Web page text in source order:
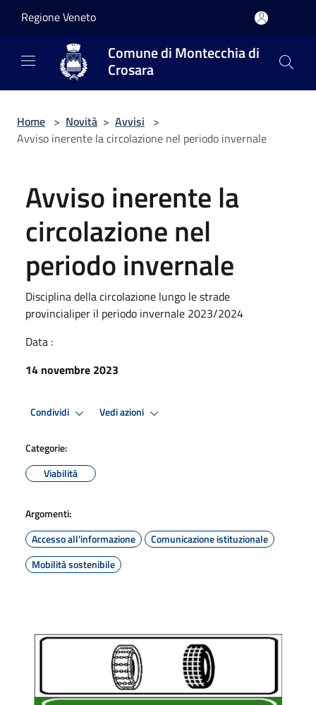
Regione Veneto
Comune di Montecchia di
Crosara
Home > Novità > Avvisi >
Avviso inerente la circolazione nel periodo invernale
Avviso inerente la
circolazione nel
periodo invernale
Disciplina della circolazione lungo le strade
provincialiper il periodo invernale 2023/2024
Data :
14 novembre 2023
Condividi Vedi azioni
Categorie:
Viabilità
Argomenti:
Accesso all'informazione
Comunicazione istituzionale
Mobilità sostenibile